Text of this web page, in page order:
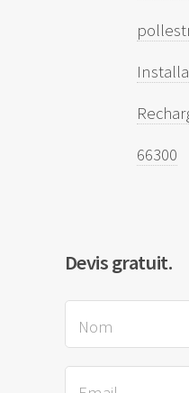
66300
Devis gratuit.